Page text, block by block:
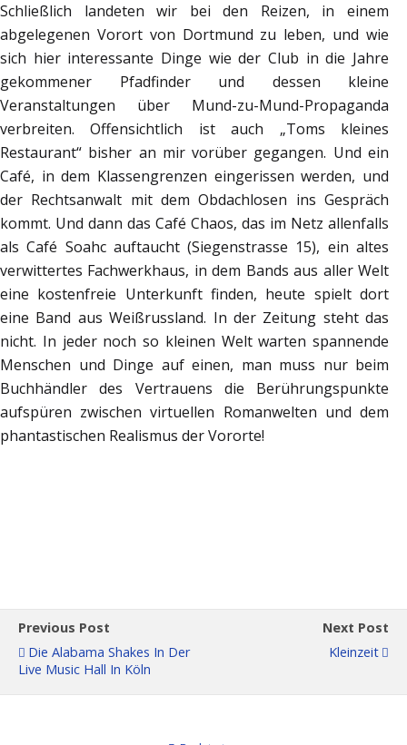
Schließlich landeten wir bei den Reizen, in einem
abgelegenen Vorort von Dortmund zu leben, und wie
sich hier interessante Dinge wie der Club in die Jahre
gekommener Pfadfinder und dessen kleine
Veranstaltungen über Mund-zu-Mund-Propaganda
verbreiten. Offensichtlich ist auch „Toms kleines
Restaurant“ bisher an mir vorüber gegangen. Und ein
Café, in dem Klassengrenzen eingerissen werden, und
der Rechtsanwalt mit dem Obdachlosen ins Gespräch
kommt. Und dann das Café Chaos, das im Netz allenfalls
als Café Soahc auftaucht (Siegenstrasse 15), ein altes
verwittertes Fachwerkhaus, in dem Bands aus aller Welt
eine kostenfreie Unterkunft finden, heute spielt dort
eine Band aus Weißrussland. In der Zeitung steht das
nicht. In jeder noch so kleinen Welt warten spannende
Menschen und Dinge auf einen, man muss nur beim
Buchhändler des Vertrauens die Berührungspunkte
aufspüren zwischen virtuellen Romanwelten und dem
phantastischen Realismus der Vororte!
Previous Post
Die Alabama Shakes In Der
Live Music Hall In Köln
Next Post
Kleinzeit